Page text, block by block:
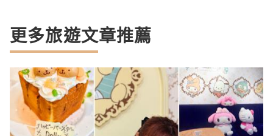
更多旅遊文章推薦